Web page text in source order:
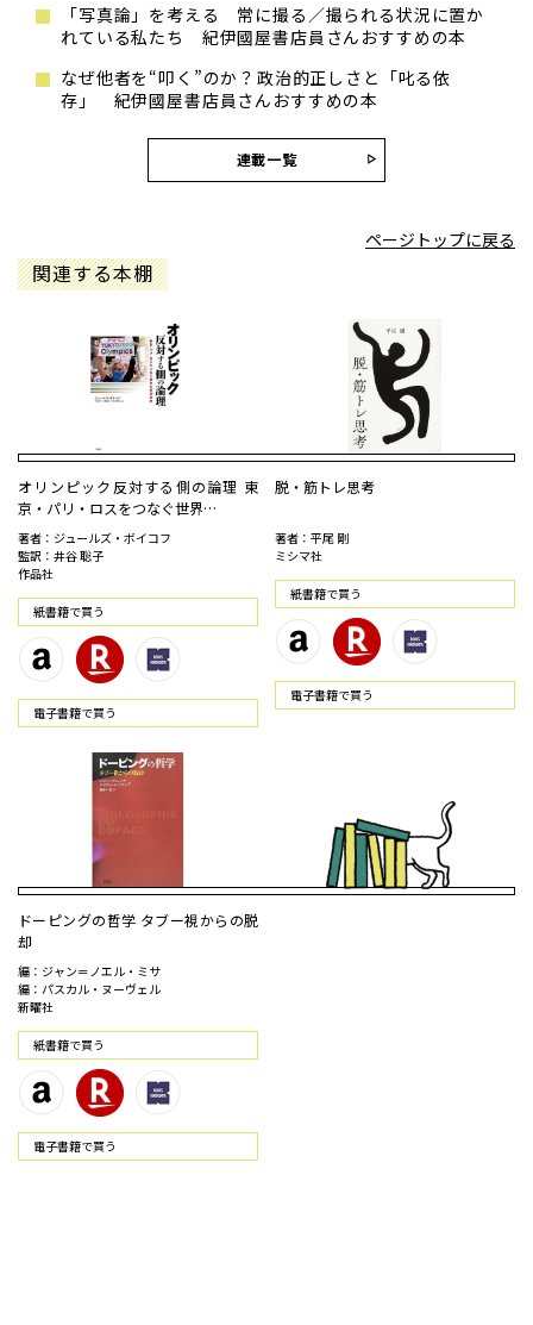
「写真論」を考える 常に撮る／撮られる状況に置か
れている私たち 紀伊國屋書店員さんおすすめの本
なぜ他者を“叩く”のか？――政治的正しさと「叱る依
存」 紀伊國屋書店員さんおすすめの本
連載一覧
ページトップに戻る
関連する本棚
オリンピック反対する側の論理 東
京・パリ・ロスをつなぐ世界…
著者：ジュールズ・ボイコフ
監訳：井谷 聡子
作品社
紙書籍で買う
電⼦書籍で買う
脱・筋トレ思考
著者：平尾 剛
ミシマ社
紙書籍で買う
電⼦書籍で買う
ドーピングの哲学 タブー視からの脱
却
編：ジャン＝ノエル・ミサ
編：パスカル・ヌーヴェル
新曜社
紙書籍で買う
電⼦書籍で買う